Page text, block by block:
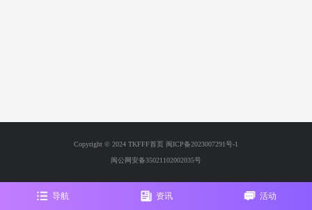
Copyright © 2024 TKFFF首页 闽ICP备2023007291号-1
闽公网安备35021102002035号
导航 资讯 活动